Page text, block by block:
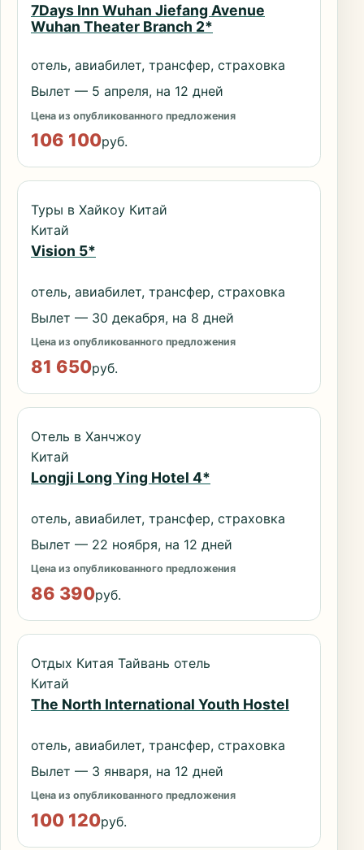
7Days Inn Wuhan Jiefang Avenue
Wuhan Theater Branch 2*
отель, авиабилет, трансфер, страховка
Вылет — 5 апреля, на 12 дней
Цена из опубликованного предложения
106 100руб.
Туры в Хайкоу Китай
Китай
Vision 5*
отель, авиабилет, трансфер, страховка
Вылет — 30 декабря, на 8 дней
Цена из опубликованного предложения
81 650руб.
Отель в Ханчжоу
Китай
Longji Long Ying Hotel 4*
отель, авиабилет, трансфер, страховка
Вылет — 22 ноября, на 12 дней
Цена из опубликованного предложения
86 390руб.
Отдых Китая Тайвань отель
Китай
The North International Youth Hostel
отель, авиабилет, трансфер, страховка
Вылет — 3 января, на 12 дней
Цена из опубликованного предложения
100 120руб.